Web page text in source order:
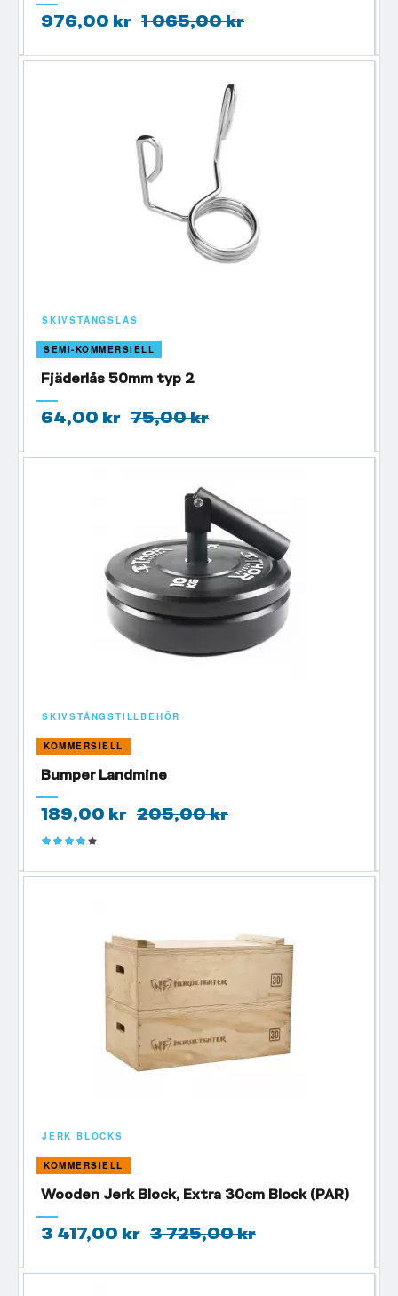
976,00 kr 1 065,00 kr
SKIVSTÅNGSLÅS
SEMI-KOMMERSIELL
Fjäderlås 50mm typ 2
64,00 kr 75,00 kr
SKIVSTÅNGSTILLBEHÖR
KOMMERSIELL
Bumper Landmine
189,00 kr 205,00 kr
Betyg:
JERK BLOCKS
KOMMERSIELL
Wooden Jerk Block, Extra 30cm Block (PAR)
3 417,00 kr 3 725,00 kr